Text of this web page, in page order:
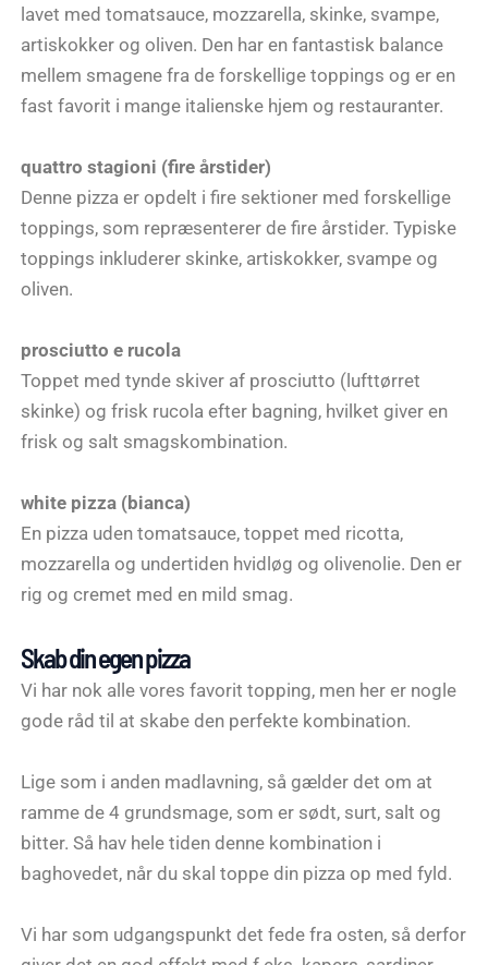
lavet med tomatsauce, mozzarella, skinke, svampe,
artiskokker ogoliven. Den har en fantastisk balance
mellem smagene fra de forskellige toppings og er en
fast favorit i mange italienske hjem og restauranter.
quattro stagioni (fire årstider)
Denne pizza er opdelt i fire sektioner med forskellige
toppings, som repræsenterer de fire årstider. Typiske
toppings inkluderer skinke, artiskokker, svampe og
oliven.
prosciutto e rucola
Toppet med tynde skiver af prosciutto (lufttørret
skinke) og frisk rucola efter bagning, hvilket giver en
frisk og salt smagskombination.
white pizza (bianca)
En pizza uden tomatsauce, toppet med ricotta,
mozzarella og undertiden hvidløg og olivenolie. Den er
rig og cremet med en mild smag.
Skab din egen pizza
Vi har nok alle vores favorit topping, men her er nogle
gode råd til at skabe den perfekte kombination.
Lige som i anden madlavning, så gælder det om at
ramme de 4 grundsmage, som er sødt, surt, salt og
bitter. Så hav hele tiden denne kombination i
baghovedet, når du skal toppe din pizza op med fyld.
Vi har som udgangspunkt det fede fra osten, så derfor